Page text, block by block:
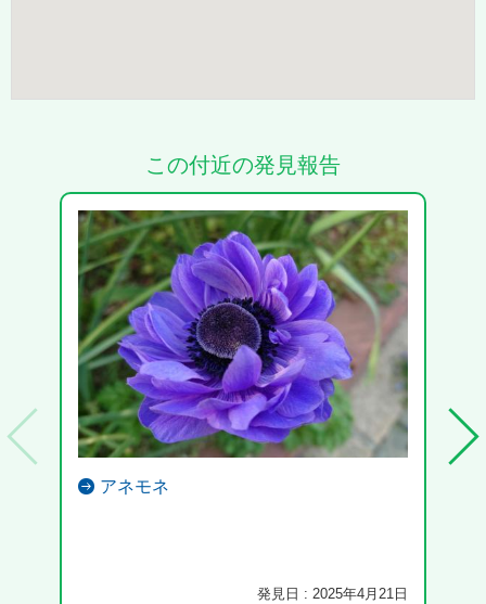
この付近の発見報告
アネモネ
発見日 : 2025年4月21日